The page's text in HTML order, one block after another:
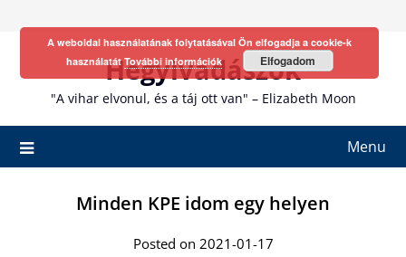
Hegyivadászok
"A vihar elvonul, és a táj ott van" – Elizabeth Moon
Menu
Minden KPE idom egy helyen
Posted on 2021-01-17
A weboldal használatának folytatásával Ön elfogadja a cookie-k
használatátTovábbi információk Elfogadom